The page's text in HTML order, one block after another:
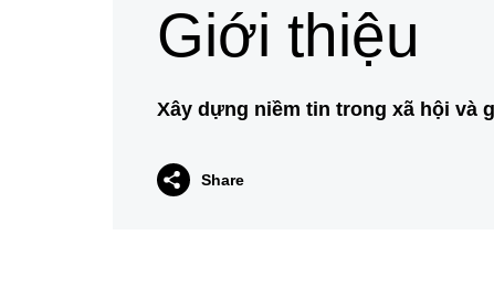
Xây dựng niềm tin trong xã hội và
Giới thiệu
Share